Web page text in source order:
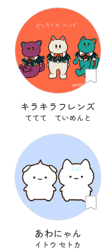
キラキラフレンズ
ててて ていめんと
あわにゃん
イトウ セトカ